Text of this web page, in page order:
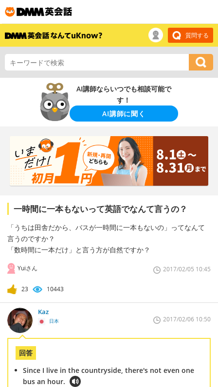
質問する
AI講師ならいつでも相談可能で
す！
AI講師に聞く
一時間に一本もないって英語でなんて言うの？
「うちは田舎だから、バスが一時間に一本もないの」ってなんて
言うのですか？
「数時間に一本だけ」と言う方が自然ですか？
Yuiさん 2017/02/05 10:45
23 10443
Kaz
日本 2017/02/06 10:50
回答
Since I live in the countryside, there's not even one
bus an hour.